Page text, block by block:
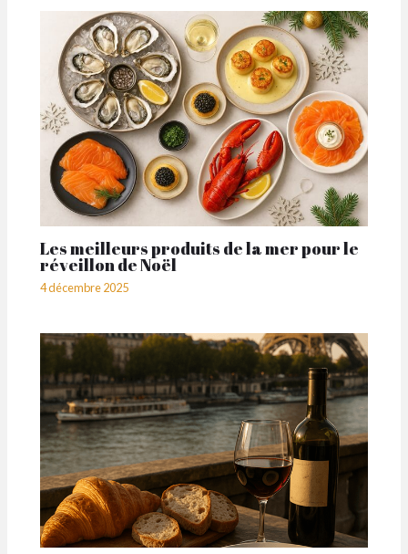
Les meilleurs produits de la mer pour le
réveillon de Noël
4 décembre 2025